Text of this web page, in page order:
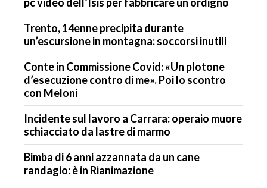
Trento, 14enne precipita durante
un’escursione in montagna: soccorsi inutili
Conte in Commissione Covid: «Un plotone
d’esecuzione contro di me». Poi lo scontro
con Meloni
Incidente sul lavoro a Carrara: operaio muore
schiacciato da lastre di marmo
Bimba di 6 anni azzannata da un cane
randagio: è in Rianimazione